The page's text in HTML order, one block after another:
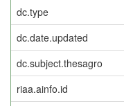
dc.type
dc.date.updated
dc.subject.thesagro
riaa.ainfo.id